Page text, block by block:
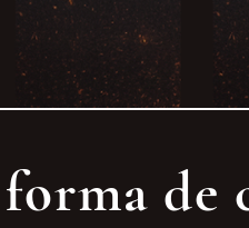
de